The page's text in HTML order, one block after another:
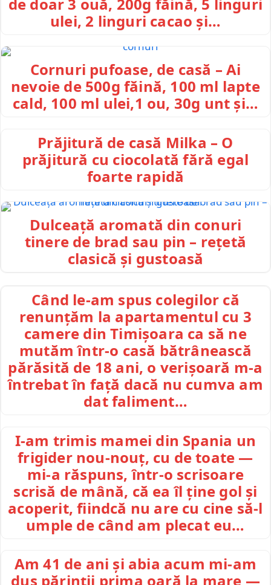
ulei, 2 linguri cacao și…
Cornuri pufoase, de casă – Ai
nevoie de 500g făină, 100 ml lapte
cald, 100 ml ulei,1 ou, 30g unt și…
Prăjitură de casă Milka – O
prăjitură cu ciocolată fără egal
foarte rapidă
Dulceață aromată din conuri
tinere de brad sau pin – rețetă
clasică și gustoasă
Când le-am spus colegilor că
renunțăm la apartamentul cu 3
camere din Timișoara ca să ne
mutăm într-o casă bătrânească
părăsită de 18 ani, o verișoară m-a
întrebat în față dacă nu cumva am
dat faliment…
I-am trimis mamei din Spania un
frigider nou-nouț, cu de toate —
mi-a răspuns, într-o scrisoare
scrisă de mână, că ea îl ține gol și
acoperit, fiindcă nu are cu cine să-l
umple de când am plecat eu…
Am 41 de ani și abia acum mi-am
dus părinții prima oară la mare —